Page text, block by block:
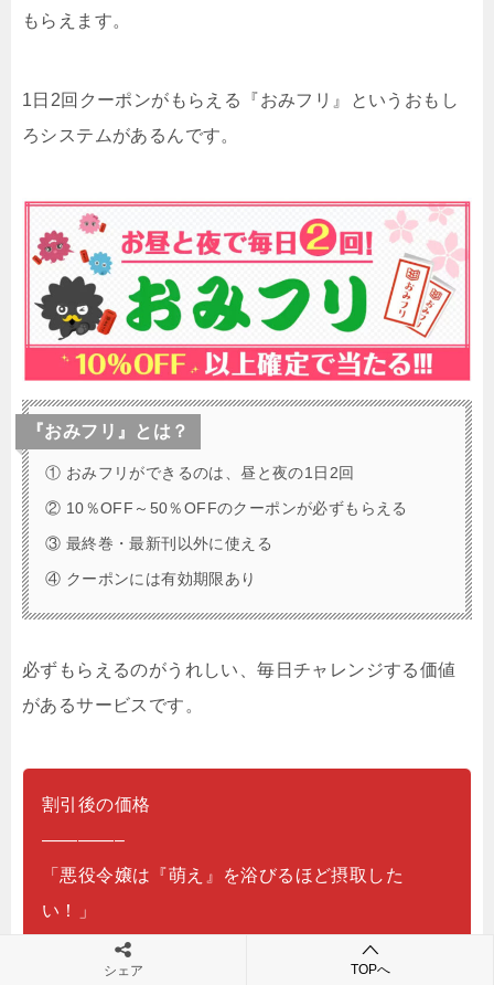
もらえます。
1日2回クーポンがもらえる『おみフリ』というおもし
ろシステムがあるんです。
『おみフリ』とは？
① おみフリができるのは、昼と夜の1日2回
② 10％OFF～50％OFFのクーポンが必ずもらえる
③ 最終巻・最新刊以外に使える
④ クーポンには有効期限あり
必ずもらえるのがうれしい、毎日チャレンジする価値
があるサービスです。
割引後の価格
————–
「悪役令嬢は『萌え』を浴びるほど摂取した
い！」
定価 2,200円→1,100円～1,980円
（10～50％引き）
シェア TOPへ